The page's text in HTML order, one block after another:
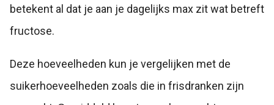
betekent al dat je aan je dagelijks max zit wat betreft
fructose.
Deze hoeveelheden kun je vergelijken met de
suikerhoeveelheden zoals die in frisdranken zijn